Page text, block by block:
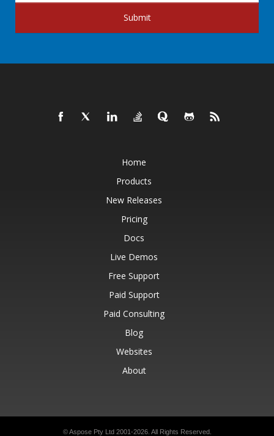
Submit
Home
Products
New Releases
Pricing
Docs
Live Demos
Free Support
Paid Support
Paid Consulting
Blog
Websites
About
© Aspose Pty Ltd 2001-2026. All Rights Reserved.